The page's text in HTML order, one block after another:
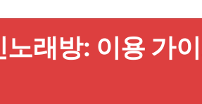
래방: 이용 가